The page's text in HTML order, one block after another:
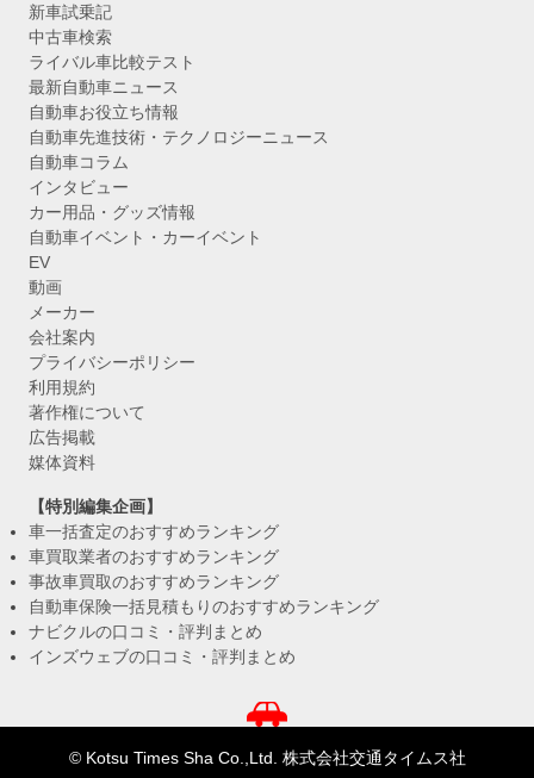
新車試乗記
中古車検索
ライバル車比較テスト
最新自動車ニュース
自動車お役立ち情報
自動車先進技術・テクノロジーニュース
自動車コラム
インタビュー
カー用品・グッズ情報
自動車イベント・カーイベント
EV
動画
メーカー
会社案内
プライバシーポリシー
利用規約
著作権について
広告掲載
媒体資料
【特別編集企画】
車一括査定のおすすめランキング
車買取業者のおすすめランキング
事故車買取のおすすめランキング
自動車保険一括見積もりのおすすめランキング
ナビクルの口コミ・評判まとめ
インズウェブの口コミ・評判まとめ
© Kotsu Times Sha Co.,Ltd. 株式会社交通タイムス社